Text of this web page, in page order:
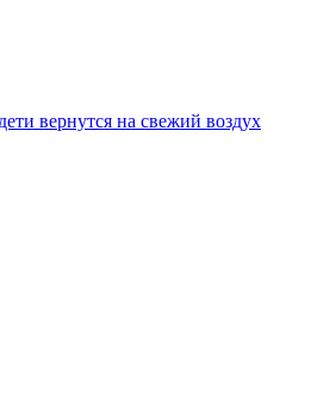
вернутся на свежий воздух